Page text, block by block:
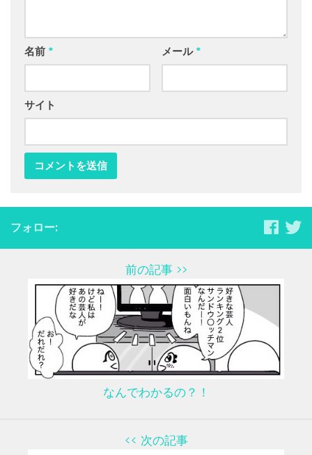
名前 * メール*
サイト
フォロー:
前の記事 >>
なんでわかるの？！
<< 次の記事